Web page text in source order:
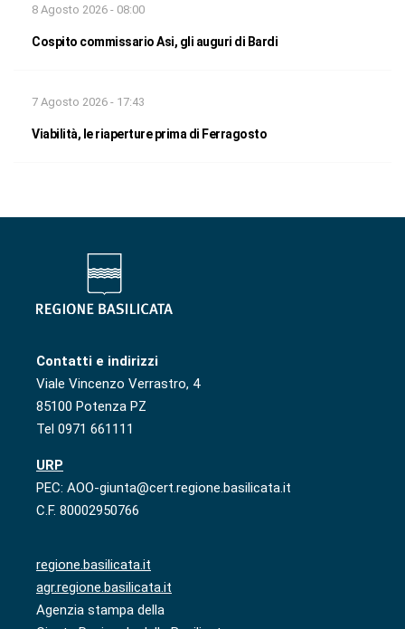
8 Agosto 2026 - 08:00
Cospito commissario Asi, gli auguri di Bardi
7 Agosto 2026 - 17:43
Viabilità, le riaperture prima di Ferragosto
Contatti e indirizzi
Viale Vincenzo Verrastro, 4
85100 Potenza PZ
Tel 0971 661111
URP
PEC: AOO-giunta@cert.regione.basilicata.it
C.F. 80002950766
regione.basilicata.it
agr.regione.basilicata.it
Agenzia stampa della